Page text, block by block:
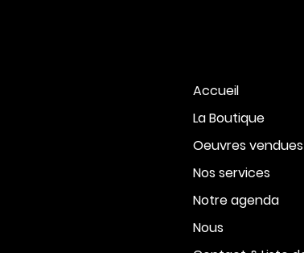
Accueil
La Boutique
Oeuvres vendues
Nos services
Notre agenda
Nous